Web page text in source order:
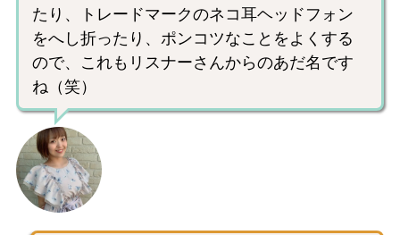
たり、トレードマークのネコ耳ヘッドフォン
をへし折ったり、ポンコツなことをよくする
ので、これもリスナーさんからのあだ名です
ね（笑）